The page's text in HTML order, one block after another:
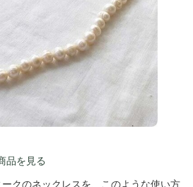
品を見る
クのネックレスを、このような使い方